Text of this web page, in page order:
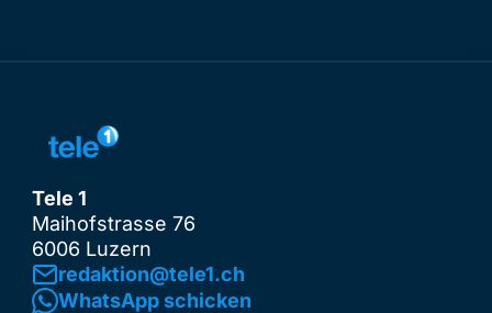
Tele 1
Maihofstrasse 76
6006 Luzern
redaktion@tele1.ch
WhatsApp schicken